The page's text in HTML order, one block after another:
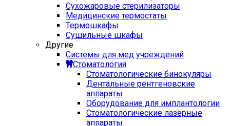
Сухожаровые стерилизаторы
Медицинские термостаты
Термошкафы
Сушильные шкафы
Другие
Системы для мед учреждений
Стоматология
Стоматологические бинокуляры
Дентальные рентгеновские
аппараты
Оборудование для имплантологии
Стоматологические лазерные
аппараты